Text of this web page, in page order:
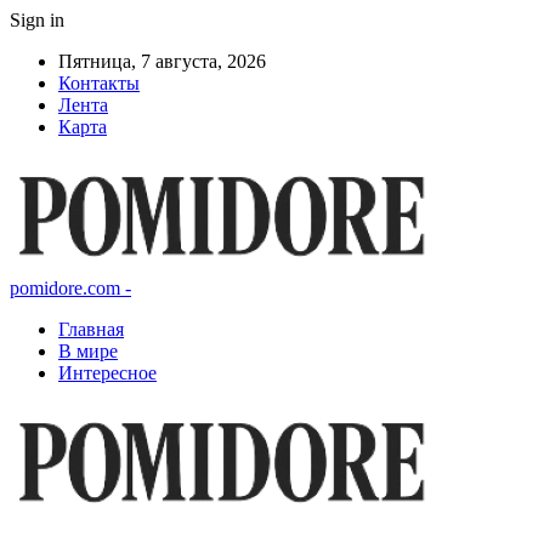
Sign in
Пятница, 7 августа, 2026
Контакты
Лента
Карта
pomidore.com -
Главная
В мире
Интересное